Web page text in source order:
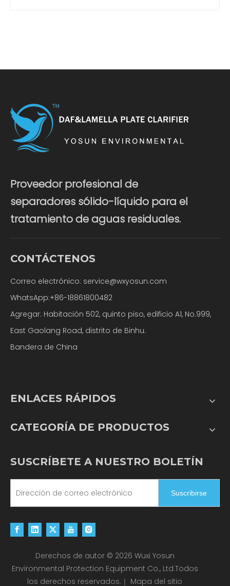
Proveedor profesional de
separadores sólido-líquido para el
tratamiento de aguas residuales.
CONTÁCTENOS
Correo electrónico: service@wxyosun.com
WhatsApp:+86-18861800482
Agregar: Habitación 502, quinto piso, edificio A1, No.999,
East Gaolang Road, distrito de Binhu.
Bandera de China
ENLACES RÁPIDOS
CATEGORÍA DE PRODUCTOS
SUSCRÍBETE A NUESTRO BOLETÍN
Suscribirse
Derechos de autor © 2026 Wuxi Yosun
Environmental Protection Equipment Co., Ltd.Todos
los derechos reservados.｜ Mapa del sitio